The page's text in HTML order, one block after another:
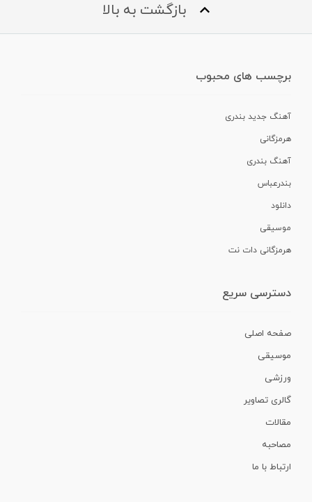
بازگشت به بالا
برچسب های محبوب
آهنگ جدید بندری
هرمزگانی
آهنگ بندری
بندرعباس
دانلود
موسیقی
هرمزگانی دات نت
دسترسی سریع
صفحه اصلی
موسیقی
ورزشی
گالری تصاویر
مقالات
مصاحبه
ارتباط با ما